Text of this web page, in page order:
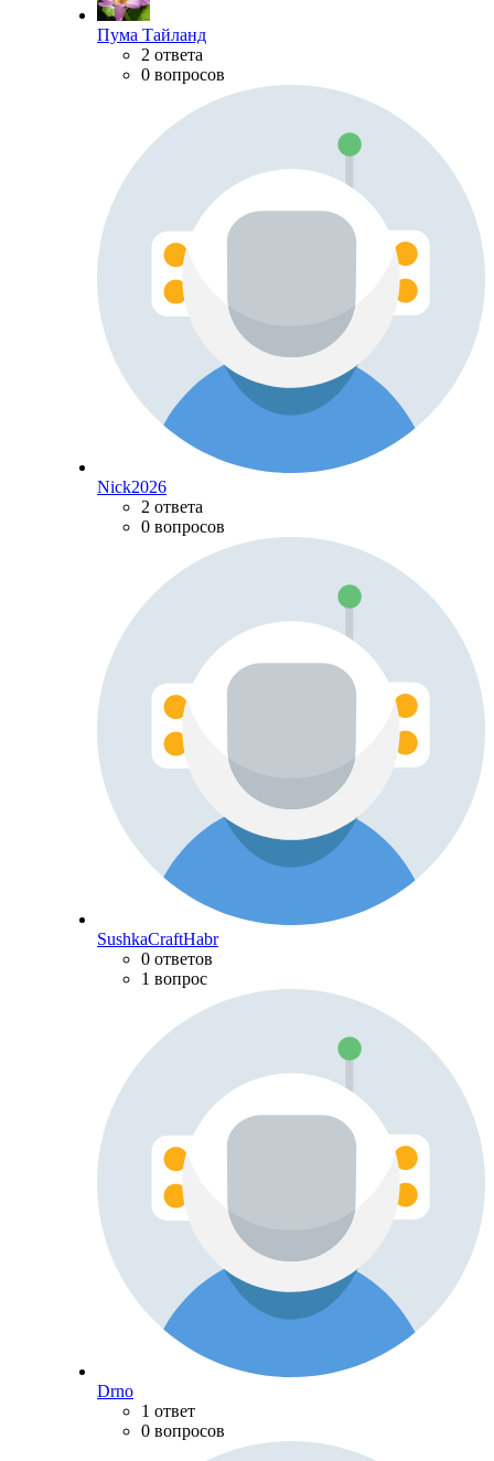
Пума Тайланд
2 ответа
0 вопросов
Nick2026
2 ответа
0 вопросов
SushkaCraftHabr
0 ответов
1 вопрос
Drno
1 ответ
0 вопросов